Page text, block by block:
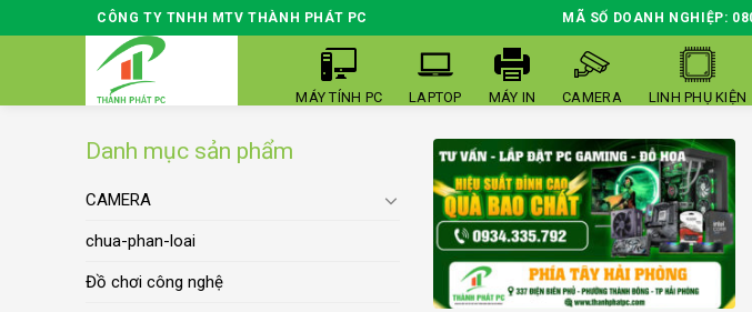
to
CÔNG TY TNHH MTV THÀNH PHÁT PC MÃ SỐ DOANH NGHIỆP:
MÁY TÍNH PC LAPTOP MÁY IN CAMERA LINH PHỤ KIỆN
Danh mục sản phẩm
CAMERA
chua-phan-loai
Đồ chơi công nghệ